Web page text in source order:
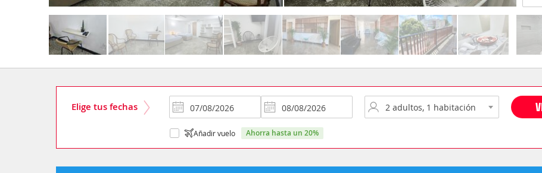
Elige tus fechas
Añadir vuelo ahorra hasta un 20%